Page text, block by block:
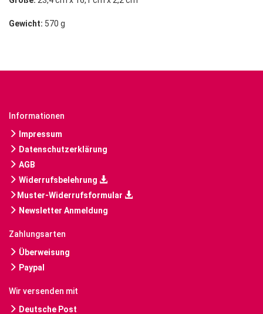
Gewicht: 570 g
Informationen
Impressum
Datenschutzerklärung
AGB
Widerrufsbelehrung
Muster-Widerrufsformular
Newsletter Anmeldung
Zahlungsarten
Überweisung
Paypal
Wir versenden mit
Deutsche Post